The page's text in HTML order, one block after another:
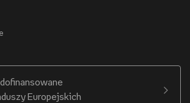
Europejskich